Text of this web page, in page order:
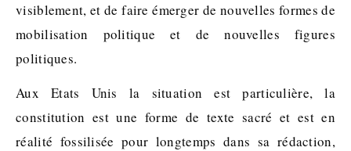
visiblement, et de faire émerger de nouvelles formes de
mobilisation politique et de nouvelles figures
politiques.
Aux Etats Unis la situation est particulière, la
constitution est une forme de texte sacré et est en
réalité fossilisée pour longtemps dans sa rédaction,